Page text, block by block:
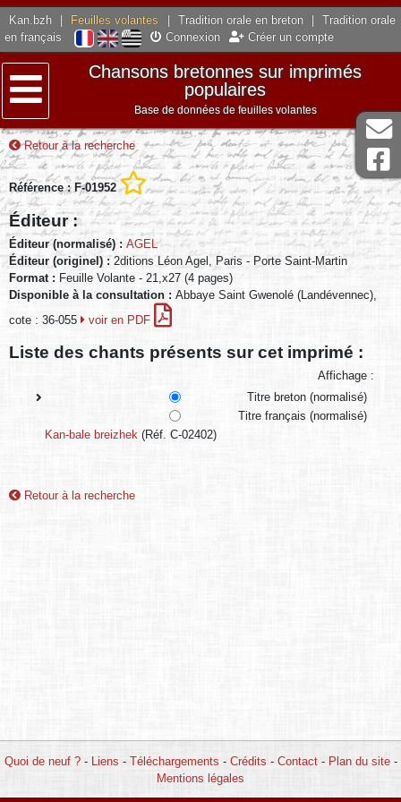
Kan.bzh Feuilles volantes Tradition orale en breton
Tradition orale
en français
Connexion Créer un compte
Menu
Chansons bretonnes sur imprimés
populaires
Base de données de feuilles volantes
Retour à la recherche
Référence : F-01952
Éditeur :
Éditeur (normalisé) : AGEL
Éditeur (originel) :2ditions Léon Agel, Paris - Porte Saint-Martin
Format : Feuille Volante - 21,x27 (4 pages)
Disponible à la consultation : Abbaye Saint Gwenolé (Landévennec),
cote : 36-055
voir en PDF
Liste des chants présents sur cet imprimé :
Affichage :
Titre breton (normalisé)
Titre français (normalisé)
Kan-bale breizhek (Réf. C-02402)
Retour à la recherche
Quoi de neuf ?- Liens - Téléchargements - Crédits - Contact- Plan du site-
Mentions légales